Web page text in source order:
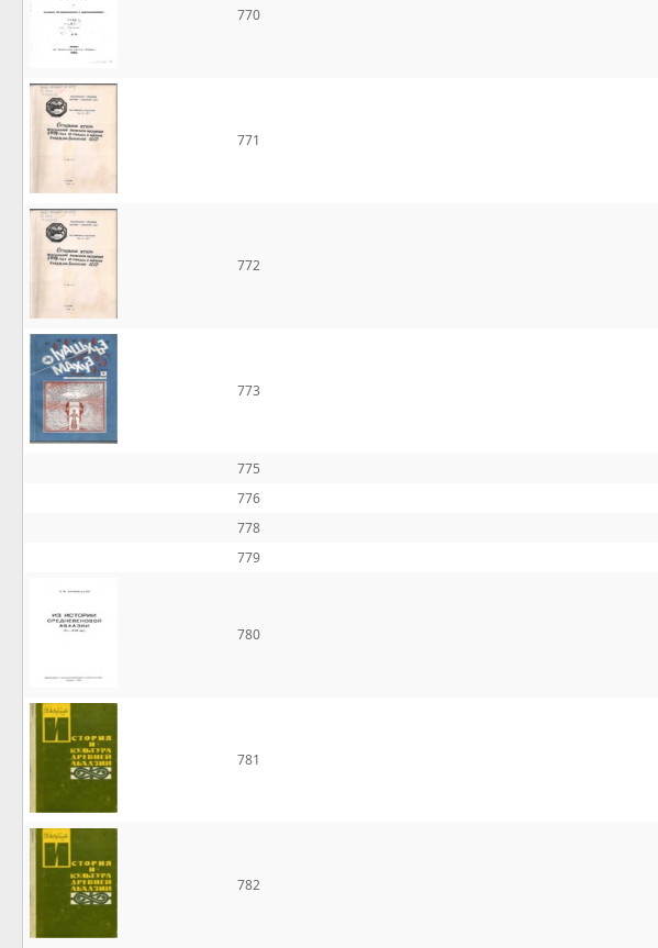
770
771
772
773
775
776
778
779
780
781
782